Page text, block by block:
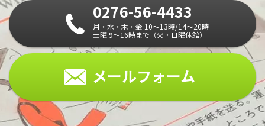
0276-56-4433
月・水・木・金 10～13時/14～20時
土曜 9～16時まで（火・日曜休館）
メールフォーム